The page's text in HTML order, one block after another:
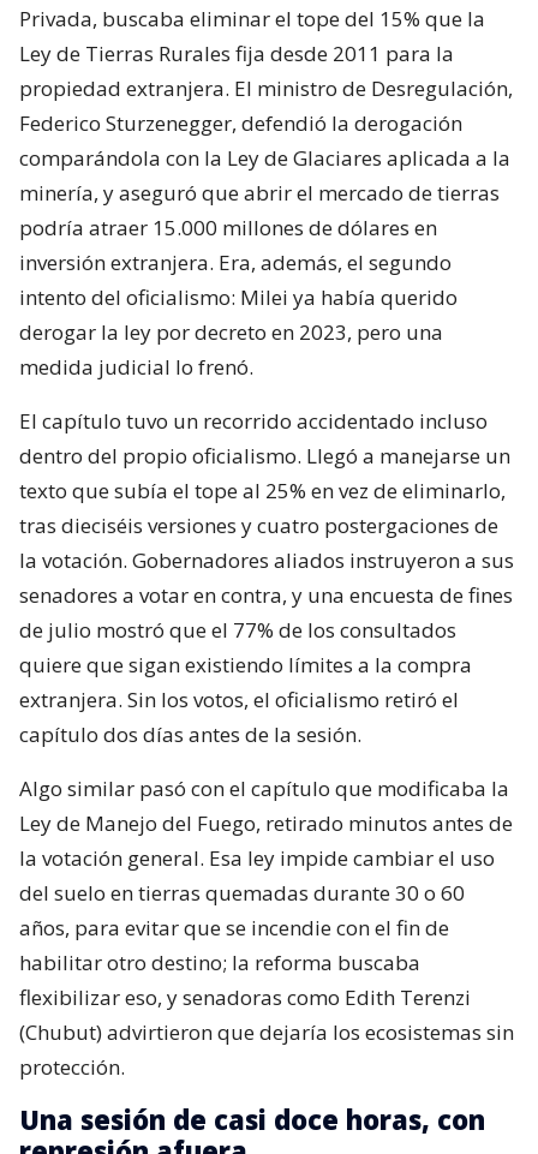
Privada, buscaba eliminar el tope del 15% que la
Ley de Tierras Rurales fija desde 2011 para la
propiedad extranjera. El ministro de Desregulación,
Federico Sturzenegger, defendió la derogación
comparándola con la Ley de Glaciares aplicada a la
minería, y aseguró que abrir el mercado de tierras
podría atraer 15.000 millones de dólares en
inversión extranjera. Era, además, el segundo
intento del oficialismo: Milei ya había querido
derogar la ley por decreto en 2023, pero una
medida judicial lo frenó.
El capítulo tuvo un recorrido accidentado incluso
dentro del propio oficialismo. Llegó a manejarse un
texto que subía el tope al 25% en vez de eliminarlo,
tras dieciséis versiones y cuatro postergaciones de
la votación. Gobernadores aliados instruyeron a sus
senadores a votar en contra, y una encuesta de fines
de julio mostró que el 77% de los consultados
quiere que sigan existiendo límites a la compra
extranjera. Sin los votos, el oficialismo retiró el
capítulo dos días antes de la sesión.
Algo similar pasó con el capítulo que modificaba la
Ley de Manejo del Fuego, retirado minutos antes de
la votación general. Esa ley impide cambiar el uso
del suelo en tierras quemadas durante 30 o 60
años, para evitar que se incendie con el fin de
habilitar otro destino; la reforma buscaba
flexibilizar eso, y senadoras como Edith Terenzi
(Chubut) advirtieron que dejaría los ecosistemas sin
protección.
Una sesión de casi doce horas, con